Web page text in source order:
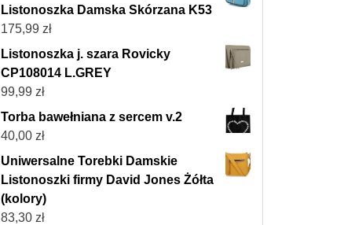
Listonoszka Damska Skórzana K53
175,99 zł
Listonoszka j. szara Rovicky
CP108014 L.GREY
99,99 zł
Torba bawełniana z sercem v.2
40,00 zł
Uniwersalne Torebki Damskie
Listonoszki firmy David Jones Żółta
(kolory)
83,30 zł